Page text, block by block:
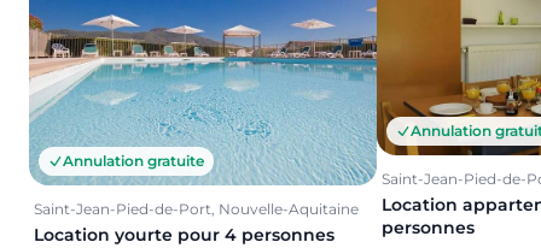
Annulation gratuite
Saint-Jean-Pied-de-Port, Nouvelle-Aquitaine
Location yourte pour 4 personnes
Annulation
Saint-Jean-Pied-de-
Location
personnes